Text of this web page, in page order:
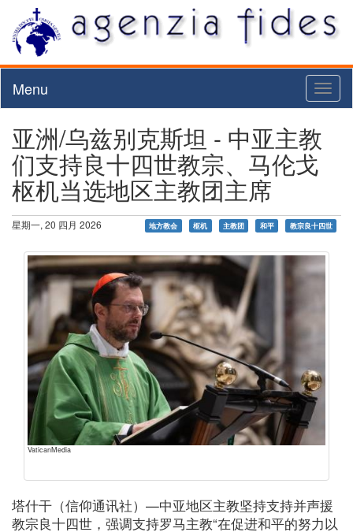
Menu
亚洲/乌兹别克斯坦 - 中亚主教
们支持良十四世教宗、马伦戈
枢机当选地区主教团主席
星期一, 20 四月 2026 地方教会 枢机 主教团 和平 教宗良十四世
VaticanMedia
塔什干（信仰通讯社）—中亚地区主教坚持支持并声援
教宗良十四世，强调支持罗马主教“在促进和平的努力以